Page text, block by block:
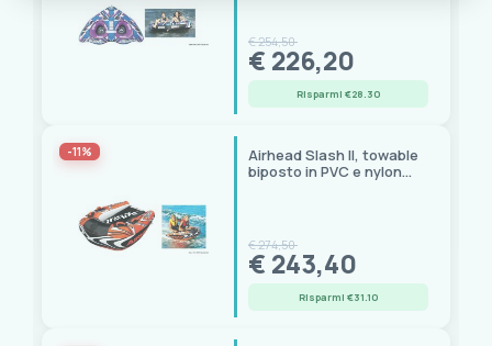
€ 254,50
€ 226,20
Risparmi €28.30
-11%
Airhead Slash II, towable
biposto in PVC e nylon
€ 274,50
€ 243,40
Risparmi €31.10